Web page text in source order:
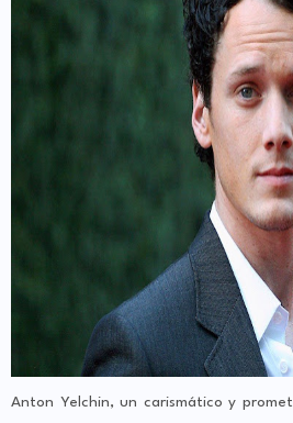
Anton Yelchin, un carismático y